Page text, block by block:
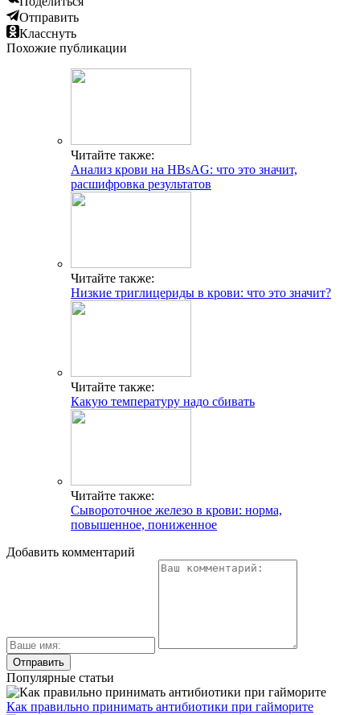
Отправить
Класснуть
Похожие публикации
Читайте также:
Анализ крови на HBsAG: что это значит,
расшифровка результатов
Читайте также:
Низкие триглицериды в крови: что это значит?
Читайте также:
Какую температуру надо сбивать
Читайте также:
Сывороточное железо в крови: норма,
повышенное, пониженное
Добавить комментарий
Популярные статьи
Как правильно принимать антибиотики при гайморите